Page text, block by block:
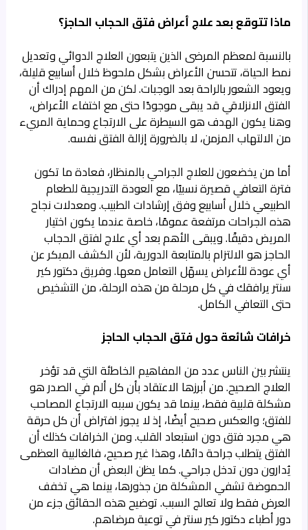
ماذا تتوقع بعد علاج أعراض فتق الحجاب الحاجز؟
بالنسبة لمعظم المرضى الذين يتبعون العلاج الدوائي وتعديل
نمط الحياة، تتحسن الأعراض بشكل ملحوظ خلال أسابيع قليلة،
ويعود الشعور بالراحة بعد الوجبات. لكن من المهم إدراك أن
الفتق الانزلاقي قد يبقى موجودًا حتى مع اختفاء الأعراض،
وهنا يكون الهدف هو السيطرة على الارتجاع وحماية المريء
من الالتهاب المزمن، لا بالضرورة إزالة الفتق نفسه.
أما من يخضعون للعلاج الجراحي بالمنظار، فعادة ما تكون
فترة التعافي قصيرة نسبيًا، مع العودة التدريجية للطعام
الطبيعي خلال أسابيع وفق إرشادات الطبيب. ومعدلات نجاح
هذه الجراحات مرتفعة عمومًا، خاصة عندما يكون اختيار
المريض دقيقًا. ويبقى الأهم بعد أي علاج لفتق الحجاب
الحاجز هو الالتزام بالمتابعة الدورية، لأن الكشف المبكر عن
أي عودة للأعراض يسهّل التعامل معها. وفريق دكتور كير
سنتر يرافقك في كل مرحلة من هذه الرحلة، من التشخيص
حتى التعافي الكامل.
خرافات شائعة حول فتق الحجاب الحاجز
ينتشر بين الناس عدد من المفاهيم الخاطئة التي قد تؤخر
العلاج الصحيح. من أبرزها الاعتقاد بأن كل ألم في الصدر هو
مشكلة قلبية فقط، بينما قد يكون سببه الارتجاع المصاحب
للفتق؛ والعكس صحيح أيضًا، إذ لا يجوز افتراض أن كل حرقة
هي مجرد فتق دون استبعاد القلب. ومن الخرافات كذلك أن
الفتق يتطلب جراحة دائمًا، وهذا غير صحيح، فالغالبية العظمى
يُدارون دون تدخل جراحي. كما يظن البعض أن مضادات
الحموضة تشفي المشكلة من جذورها، بينما هي تخفف
العرض فقط ولا تعالج السبب. توضيح هذه الحقائق جزء من
دور أطباء دكتور كير سنتر في توعية مرضاهم.